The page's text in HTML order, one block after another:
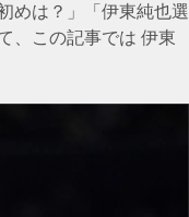
めは？」「伊東純也選
、この記事では 伊東